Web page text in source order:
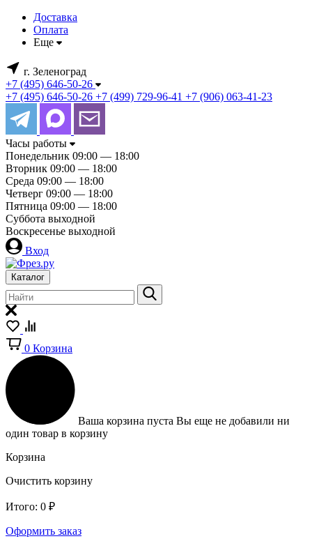
Доставка
Оплата
Еще
г. Зеленоград
+7 (495) 646-50-26
+7 (495) 646-50-26 +7 (499) 729-96-41 +7 (906) 063-41-23
Часы работы
Понедельник 09:00 — 18:00
Вторник 09:00 — 18:00
Среда 09:00 — 18:00
Четверг 09:00 — 18:00
Пятница 09:00 — 18:00
Суббота выходной
Воскресенье выходной
Вход
Каталог
0 Корзина
Ваша корзина пуста Вы еще не добавили ни
один товар в корзину
Корзина
Очистить корзину
Итого: 0 ₽
Оформить заказ